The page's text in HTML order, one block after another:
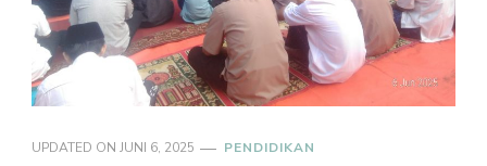
UPDATED ON JUNI 6, 2025 PENDIDIKAN